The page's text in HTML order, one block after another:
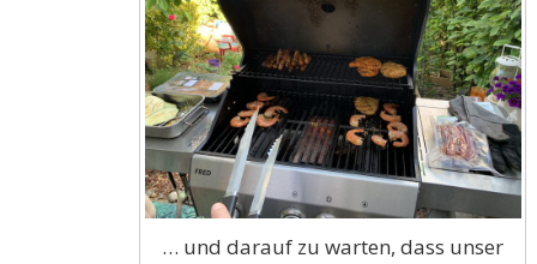
… und darauf zu warten, dass unser